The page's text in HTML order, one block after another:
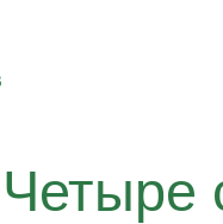
Четыре